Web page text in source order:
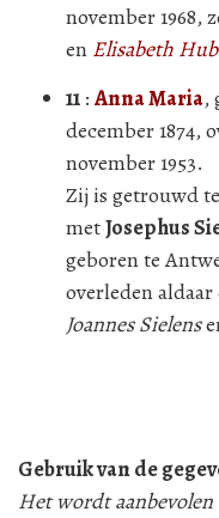
november 1968,
en Elisabeth
11 :Anna Maria,
december 1874,
november 1953.
Zij is getrouwd
metJosephus
geboren te
overleden aldaar
Joannes Sielens
Gebruik van de
Het wordt aanbevolen